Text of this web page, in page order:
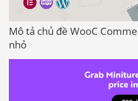
Mô tả chủ đề WooC
nhỏ